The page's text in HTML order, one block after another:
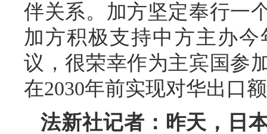
伴关系。加方坚定奉行一
加方积极支持中方主办
议，很荣幸作为主宾国参
在2030年前实现对华出口
法新社记者：昨天，日